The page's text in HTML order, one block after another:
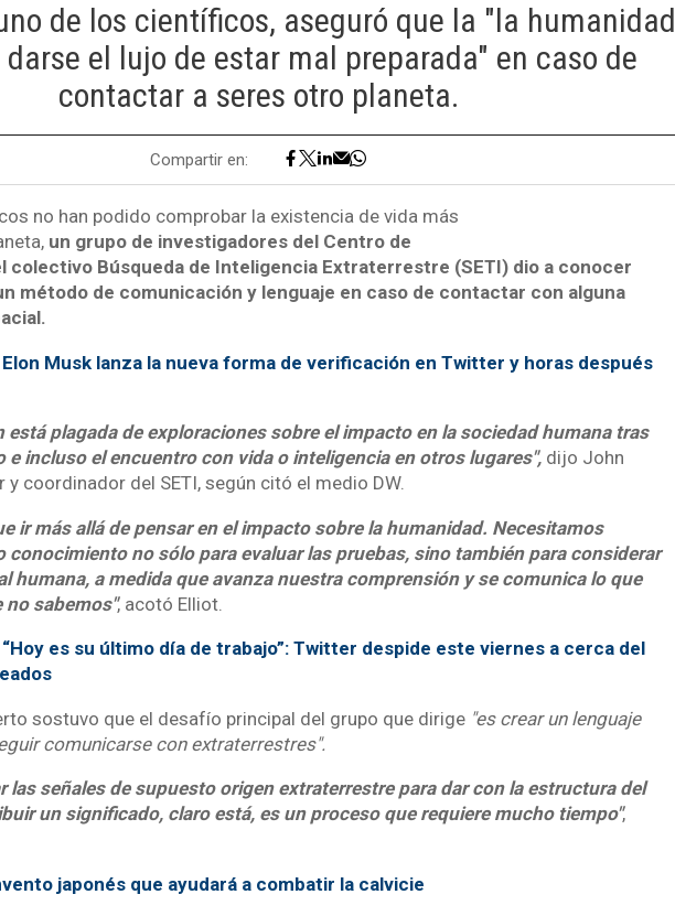
de los científicos, aseguró que la "la humanidad
darse el lujo de estar mal preparada" en caso de
contactar a seres otro planeta.
Compartir en:
no han podido comprobar la existencia de vida más
un grupo de investigadores del Centro de
colectivo Búsqueda de Inteligencia Extraterrestre (SETI) dio a conocer
método de comunicación y lenguaje en caso de contactar con alguna
Elon Musk lanza la nueva forma de verificación en Twitter y horas después
está plagada de exploraciones sobre el impacto en la sociedad humana tras
e incluso el encuentro con vida o inteligencia en otros lugares",dijo John
y coordinador del SETI, según citó el medio DW.
ir más allá de pensar en el impacto sobre la humanidad. Necesitamos
conocimiento no sólo para evaluar las pruebas, sino también para considerar
humana, a medida que avanza nuestra comprensión y se comunica lo que
no sabemos", acotó Elliot.
“Hoy es su último día de trabajo”: Twitter despide este viernes a cerca del
sostuvo que el desafío principal del grupo que dirige"es crear un lenguaje
comunicarse con extraterrestres".
las señales de supuesto origen extraterrestre para dar con la estructura del
un significado, claro está, es un proceso que requiere mucho tiempo",
japonés que ayudará a combatir la calvicie